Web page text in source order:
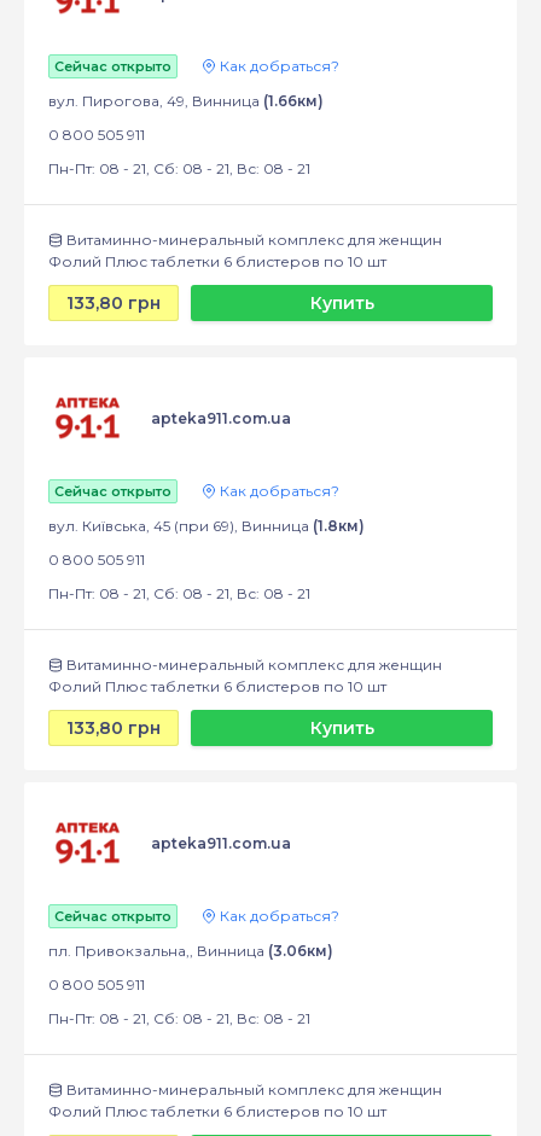
Сейчас открыто
Как добраться?
вул. Пирогова, 49, Винница (1.66км)
0 800 505 911
Пн-Пт: 08 - 21, Сб: 08 - 21, Вс: 08 - 21
Витаминно-минеральный комплекс для женщин
Фолий Плюс таблетки 6 блистеров по 10 шт
133,80 грн Купить
apteka911.com.ua
Сейчас открыто
Как добраться?
вул. Київська, 45 (при 69), Винница (1.8км)
0 800 505 911
Пн-Пт: 08 - 21, Сб: 08 - 21, Вс: 08 - 21
Витаминно-минеральный комплекс для женщин
Фолий Плюс таблетки 6 блистеров по 10 шт
133,80 грн Купить
apteka911.com.ua
Сейчас открыто
Как добраться?
пл. Привокзальна,, Винница (3.06км)
0 800 505 911
Пн-Пт: 08 - 21, Сб: 08 - 21, Вс: 08 - 21
Витаминно-минеральный комплекс для женщин
Фолий Плюс таблетки 6 блистеров по 10 шт